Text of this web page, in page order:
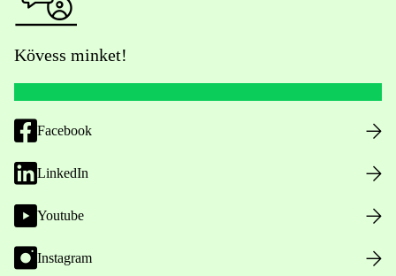
Kövess minket!
Facebook
LinkedIn
Youtube
Instagram